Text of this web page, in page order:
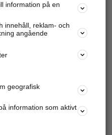
företagsinfo mm.
företaget
och annonsera mot
nära dig.
information på en
innehåll, reklam- och
angående
geografisk
information som aktivt